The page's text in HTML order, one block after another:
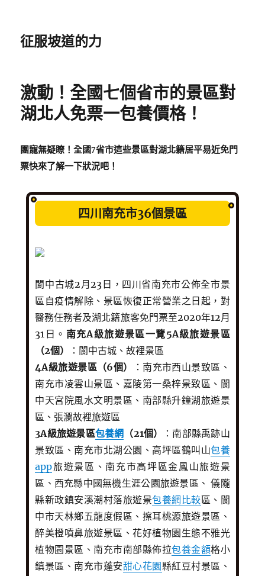
征服坡道的力
激動！全國七個省市的景區對
湖北人免票一包養價格！
團寵無疑瞭！全國7省市這些景區對湖北籍居平易近免門
票快來了解一下狀況吧！
四川南充市36個景區
閬中古城2月23日，四川省南充市公佈全市景
區自疫情解除、景區恢復正常營業之日起，對
醫務任務者及湖北籍旅客免門票至2020年12月
31日。 南充A級旅遊景區一覽5A級旅遊景區
（2個）
：閬中古城、故裡景區
4A級旅遊景區（6個）
：南充市西山景致區、
南充市凌雲山景區、嘉陵第一桑梓景致區、閬
中天宮院風水文明景區、南部縣升鐘湖旅遊景
區、張瀾故裡旅遊區
3A級旅遊景區包養網 （21個）
：南部縣禹跡山
景致區、南充市北湖公園、高坪區鶴叫山包養
app旅遊景區、南充市高坪區金鳳山旅遊景
區、西充縣中國無機生涯公園旅遊景區、 儀隴
縣新政鎮安溪潮村落旅遊景包養網比較區、閬
中市天林鄉五龍度假區、擦耳桃源旅遊景區、
醉美橙噴鼻旅遊景區、花好植物園生態不雅光
植物園景區、南充市南部縣佈拉包養金額格小
鎮景區、南充市蓬安甜心花園縣紅豆村景區、